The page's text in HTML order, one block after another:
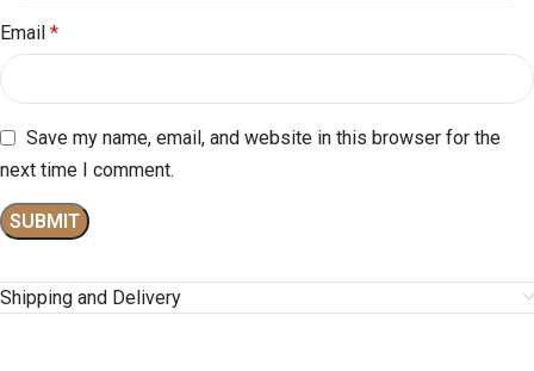
Email *
Save my name, email, and website in this browser for the
next time I comment.
Shipping and Delivery